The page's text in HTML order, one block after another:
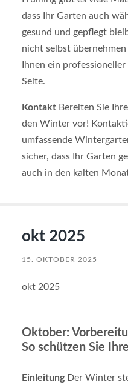
dass Ihr Garten auch
gesund und gepflegt
nicht selbst
Ihnen ein
Seite.
KontaktBereiten Sie
den Winter vor!
umfassende
sicher, dass Ihr Garten
auch in den kalten
okt 2025
15. OKTOBER 2025
okt 2025
Oktober:
So schützen Sie
EinleitungDer Winter